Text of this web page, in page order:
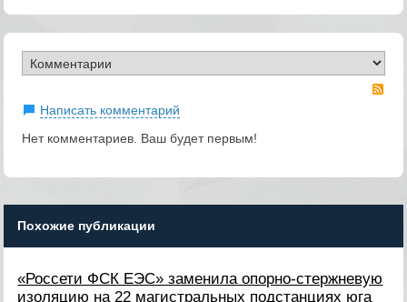
Написать комментарий
Нет комментариев. Ваш будет первым!
Похожие публикации
«Россети ФСК ЕЭС» заменила опорно-стержневую
изоляцию на 22 магистральных подстанциях юга